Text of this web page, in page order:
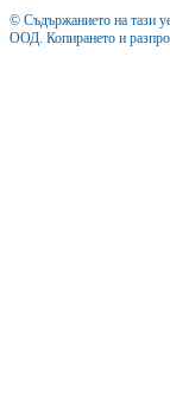
© Съдържанието на тази
ООД. Копирането и